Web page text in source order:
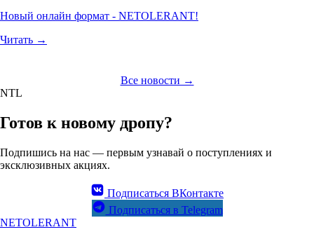
Новый онлайн формат - NETOLERANT!
Читать →
Все новости →
NTL
Готов к новому дропу?
Подпишись на нас — первым узнавай о поступлениях и
эксклюзивных акциях.
Подписаться ВКонтакте
Подписаться в Telegram
NETOLERANT